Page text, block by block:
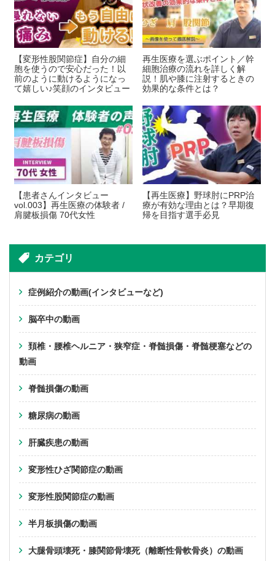
【変形性股関節症】自分の細
胞を使うので安心だった！以
前のように動けるようになっ
て嬉しい♪笑顔のインタビュー
再生医療を選ぶポイント／幹
細胞治療の流れを詳しく解
説！肌や膝に注射するときの
効果的な条件とは？
【患者さんインタビュー
vol.003】再生医療の体験者 /
肩腱板損傷 70代女性
【再生医療】野球肘にPRP治
療が有効な理由とは？早期復
帰を目指す選手必見
カテゴリ
症例紹介の動画(インタビューなど)
脳卒中の動画
頚椎・腰椎ヘルニア・狭窄症・脊髄損傷・脊髄梗塞などの
動画
脊髄損傷の動画
糖尿病の動画
肝臓疾患の動画
変形性ひざ関節症の動画
変形性股関節症の動画
半月板損傷の動画
大腿骨頭壊死・膝関節骨壊死（離断性骨軟骨炎）の動画